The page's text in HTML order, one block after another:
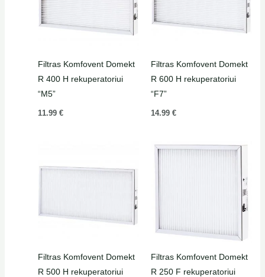
Filtras Komfovent Domekt
R 400 H rekuperatoriui
“M5”
11.99 €
Filtras Komfovent Domekt
R 600 H rekuperatoriui
“F7”
14.99 €
Filtras Komfovent Domekt
R 500 H rekuperatoriui
Filtras Komfovent Domekt
R 250 F rekuperatoriui